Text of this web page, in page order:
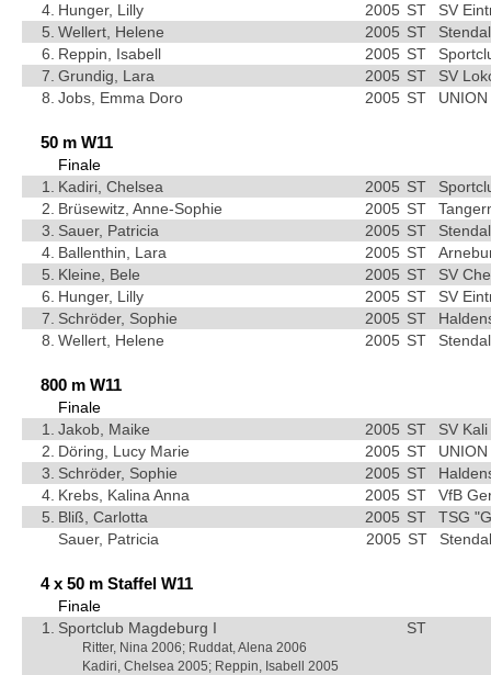
4. Hunger, Lilly 2005 ST
SV
5. Wellert, Helene 2005 ST
6. Reppin, Isabell 2005 ST
7. Grundig, Lara 2005 ST
SV
8. Jobs, Emma Doro 2005 ST
50 m W11
Finale
1.
Kadiri, Chelsea 2005 ST
2. Brüsewitz, Anne-Sophie 2005 ST
3. Sauer, Patricia 2005 ST
4. Ballenthin, Lara 2005 ST
5. Kleine, Bele 2005 ST
SV
6. Hunger, Lilly 2005 ST
SV
7. Schröder, Sophie 2005 ST
8. Wellert, Helene 2005 ST
800 m W11
Finale
1.
Jakob, Maike 2005 ST
SV
2. Döring, Lucy Marie 2005 ST
3. Schröder, Sophie 2005 ST
4. Krebs, Kalina Anna 2005 ST
VfB
5. Bliß, Carlotta 2005 ST
TSG
Sauer, Patricia
2005 ST
4 x 50 m Staffel W11
Finale
1.
Sportclub Magdeburg I ST
Ritter, Nina 2006; Ruddat, Alena 2006
Kadiri, Chelsea 2005; Reppin, Isabell 2005